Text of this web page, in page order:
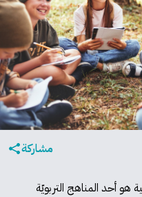
مشاركة
هو أحد المناهج التربويّة